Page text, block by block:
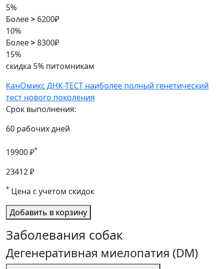
5%
Более> 6200₽
10%
Более>8300₽
15%
скидка 5% питомникам
КанОмикс ДНК-ТЕСТ наиболее полный генетический
тест нового поколения
Срок выполнения:
60 рабочих дней
19900 ₽*
23412 ₽
* Цена с учетом скидок
Добавить в корзину
Заболевания собак
Дегенеративная миелопатия (DM)